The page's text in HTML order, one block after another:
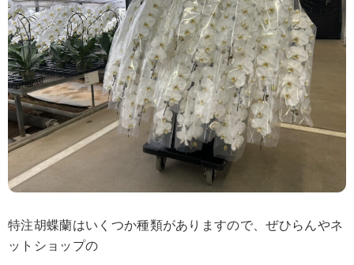
特注胡蝶蘭はいくつか種類がありますので、ぜひらんやネ
ットショップの